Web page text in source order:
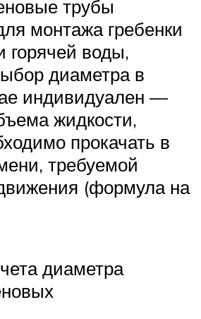
трубы
монтажа гребенки
горячей воды,
диаметра в
индивидуален —
жидкости,
прокачать в
требуемой
(формула на
диаметра